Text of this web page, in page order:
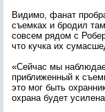
Видимо, фанат
съемках и бродил
совсем рядом с
что кучка их
«Сейчас мы
приближенный к
это мог быть
охрана будет